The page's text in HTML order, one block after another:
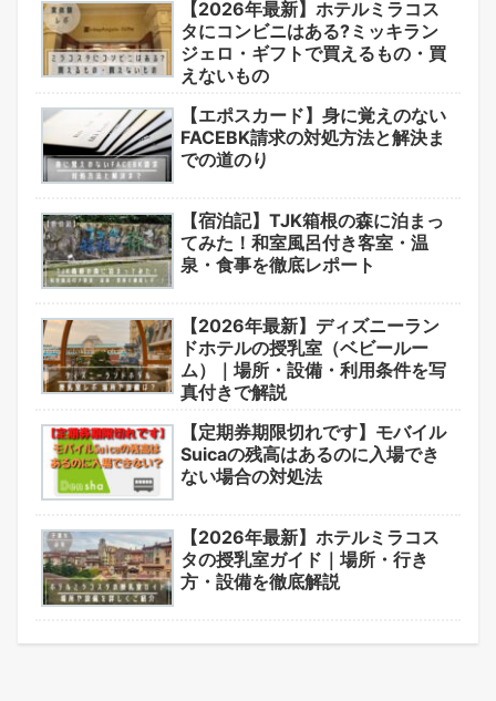
【2026年最新】ホテルミラコス
タにコンビニはある?ミッキラン
ジェロ・ギフトで買えるもの・買
えないもの
【エポスカード】身に覚えのない
FACEBK請求の対処方法と解決ま
での道のり
【宿泊記】TJK箱根の森に泊まっ
てみた！和室風呂付き客室・温
泉・食事を徹底レポート
【2026年最新】ディズニーラン
ドホテルの授乳室（ベビールー
ム）｜場所・設備・利用条件を写
真付きで解説
【定期券期限切れです】モバイル
Suicaの残高はあるのに入場でき
ない場合の対処法
【2026年最新】ホテルミラコス
タの授乳室ガイド｜場所・行き
方・設備を徹底解説